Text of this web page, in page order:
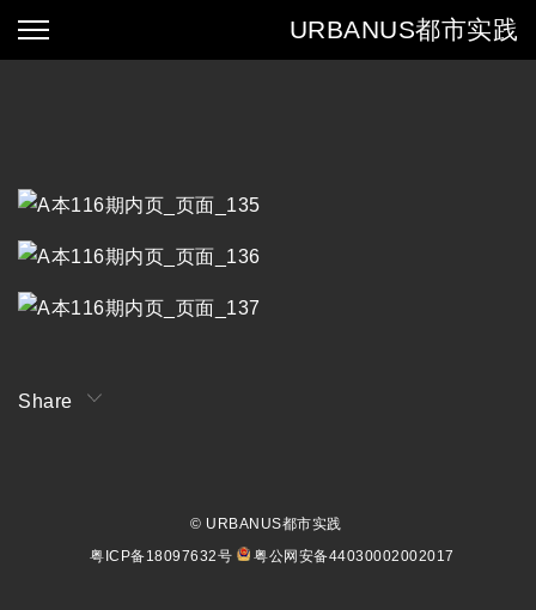
URBANUS都市实践
Share
© URBANUS都市实践
粤ICP备18097632号
粤公网安备44030002002017